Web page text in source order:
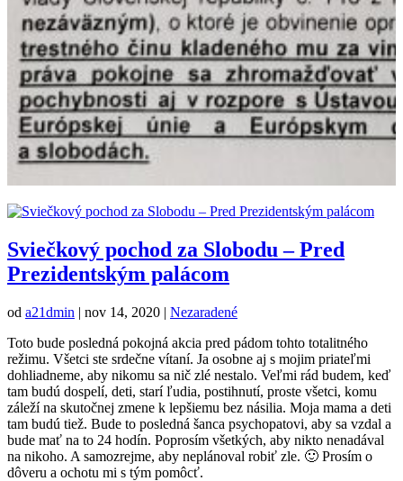
Sviečkový pochod za Slobodu – Pred
Prezidentským palácom
od a21dmin | nov 14, 2020 | Nezaradené
Toto bude posledná pokojná akcia pred pádom tohto totalitného
režimu. Všetci ste srdečne vítaní. Ja osobne aj s mojim priateľmi
dohliadneme, aby nikomu sa nič zlé nestalo. Veľmi rád budem, keď
tam budú dospelí, deti, starí ľudia, postihnutí, proste všetci, komu
záleží na skutočnej zmene k lepšiemu bez násilia. Moja mama a deti
tam budú tiež. Bude to posledná šanca psychopatovi, aby sa vzdal a
bude mať na to 24 hodín. Poprosím všetkých, aby nikto nenadával
na nikoho. A samozrejme, aby neplánoval robiť zle. 🙂 Prosím o
dôveru a ochotu mi s tým pomôcť.